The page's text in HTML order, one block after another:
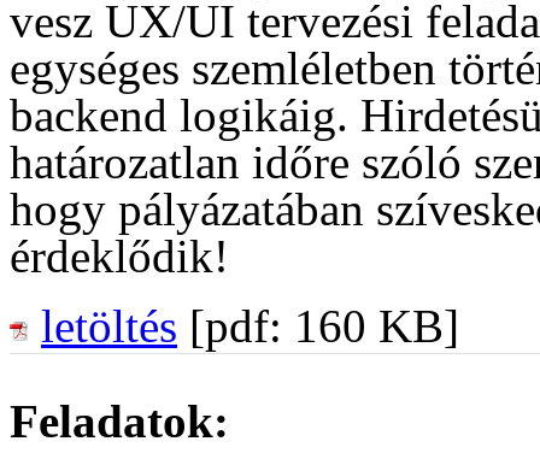
vesz UX/UI tervezési
egységes szemléletben
backend logikáig.
határozatlan időre szóló
hogy pályázatában
érdeklődik!
letöltés [pdf: 160 KB]
Feladatok: